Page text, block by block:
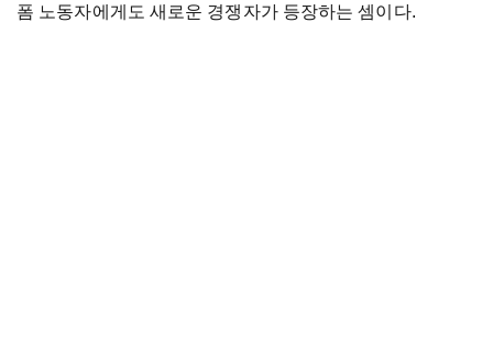
폼 노동자에게도 새로운 경쟁자가 등장하는 셈이다.